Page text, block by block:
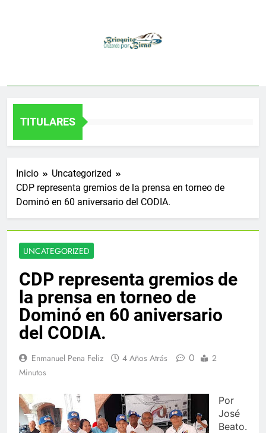
TITULARES
Inicio
Uncategorized
CDP representa gremios de la prensa en torneo de
Dominó en 60 aniversario del CODIA.
UNCATEGORIZED
CDP representa gremios de
la prensa en torneo de
Dominó en 60 aniversario
del CODIA.
Enmanuel Pena Feliz 4 Años Atrás 0
2
Minutos
Por
José
Beato.